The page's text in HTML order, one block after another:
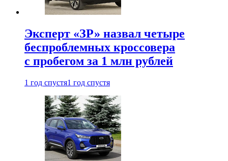
Эксперт «ЗР» назвал четыре
беспроблемных кроссовера
с пробегом за 1 млн рублей
1 год спустя1 год спустя